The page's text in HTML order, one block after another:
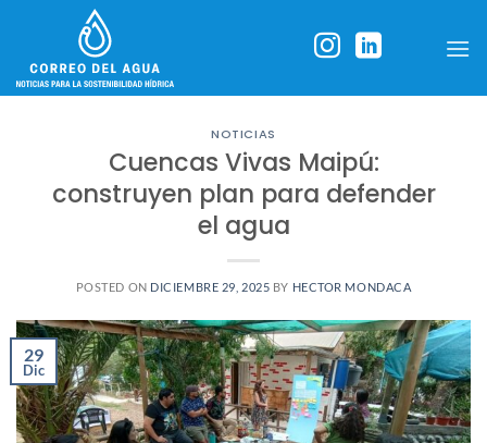
content
NOTICIAS
Cuencas Vivas Maipú:
construyen plan para defender
el agua
POSTED ON DICIEMBRE 29, 2025 BY HECTOR MONDACA
29
Dic